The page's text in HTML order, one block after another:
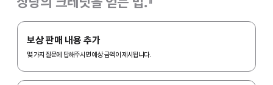
Apple
Trade
In.
보상 판매 내용 추가
몇 가지 질문에 답해주시면 예상 금액이 제시됩니다.